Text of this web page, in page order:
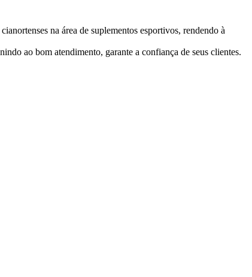
na área de suplementos esportivos, rendendo à
ao bom atendimento, garante a confiança de seus clientes.